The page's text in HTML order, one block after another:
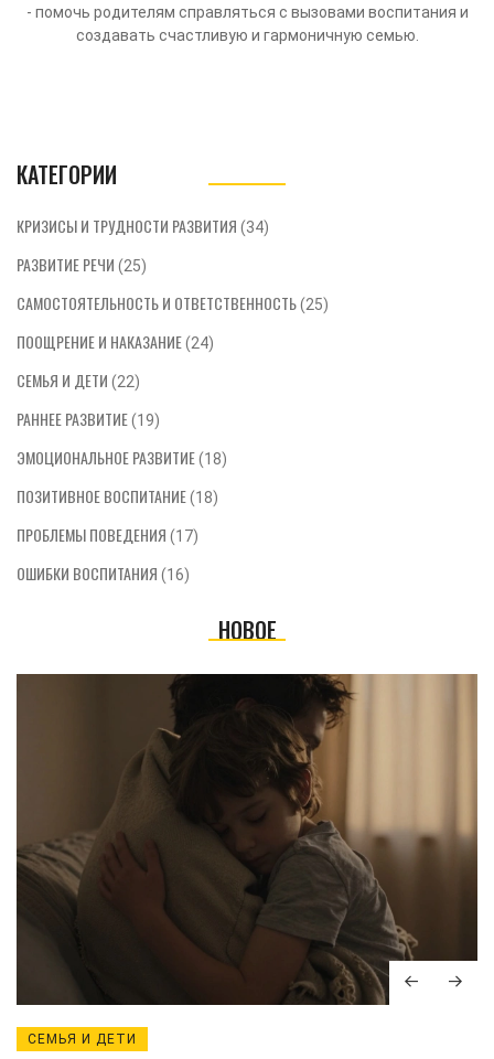
- помочь родителям справляться с вызовами воспитания и
создавать счастливую и гармоничную семью.
КАТЕГОРИИ
КРИЗИСЫ И ТРУДНОСТИ РАЗВИТИЯ (34)
РАЗВИТИЕ РЕЧИ (25)
САМОСТОЯТЕЛЬНОСТЬ И ОТВЕТСТВЕННОСТЬ(25)
ПООЩРЕНИЕ И НАКАЗАНИЕ(24)
СЕМЬЯ И ДЕТИ (22)
РАННЕЕ РАЗВИТИЕ(19)
ЭМОЦИОНАЛЬНОЕ РАЗВИТИЕ(18)
ПОЗИТИВНОЕ ВОСПИТАНИЕ(18)
ПРОБЛЕМЫ ПОВЕДЕНИЯ (17)
ОШИБКИ ВОСПИТАНИЯ (16)
НОВОЕ
СЕМЬЯ И ДЕТИ